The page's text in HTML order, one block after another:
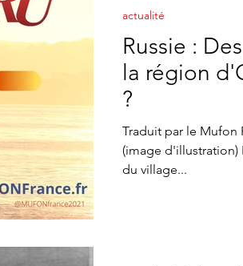
ARCHIVES
Appel à témoin
Russie :
la région
?
Traduit par le Mufon
(image d'illustration)
du village...
actualité